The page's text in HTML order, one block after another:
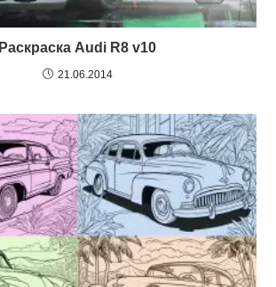
Раскраска Audi R8 v10
21.06.2014